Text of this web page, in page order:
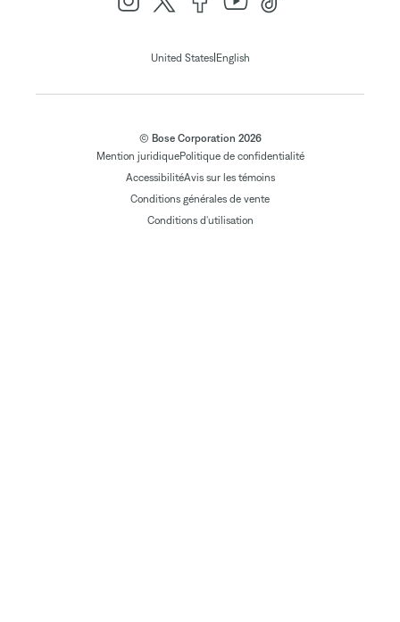
United States| English
© Bose Corporation 2026
Mention juridiquePolitique de confidentialité
AccessibilitéAvis sur les témoins
Conditions générales de vente
Conditions d'utilisation